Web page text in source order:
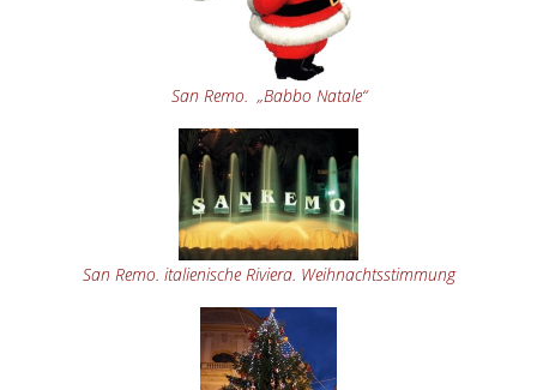
San Remo. „Babbo Natale“
San Remo. italienische Riviera. Weihnachtsstimmung